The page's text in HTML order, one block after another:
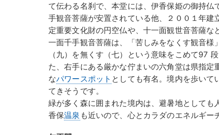
て伝わる名刹で、本堂には、伊香保姫の御持
手観音菩薩が安置されている他、２００１年建
定重要文化財の円空仏や、十一面観世音菩薩
一面千手観音菩薩は、「苦しみをなくす観音様
（九）を無くす（七）という意味をこめて97
た、右手にある厳かな佇まいの六角堂は県指
なパワースポット としても有名。境内を歩いて
てきそうです。
緑が多く森に囲まれた境内は、避暑地としても
香保温泉 も近いので、心とカラダのエネルギ